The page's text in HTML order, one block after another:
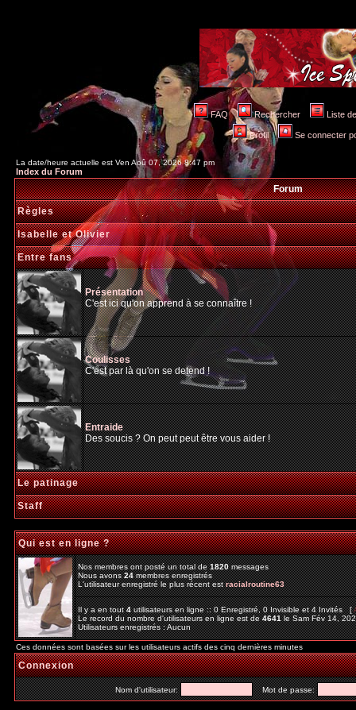
FAQ Rechercher Liste
Profil Se connecter
La date/heure actuelle est Ven Aoû 07, 2026 8:47 pm
Index du Forum
Forum
Règles
Isabelle et Olivier
Entre fans
Présentation
C'est ici qu'on apprend à se connaître !
Coulisses
C'est par là qu'on se detend !
Entraide
Des soucis ? On peut peut être vous aider !
Le patinage
Staff
Qui est en ligne ?
Nos membres ont posté un total de1820messages
Nous avons24membres enregistrés
L'utilisateur enregistré le plus récent estracialroutine63
Il y a en tout4utilisateurs en ligne :: 0 Enregistré, 0 Invisible et 4 Invités [
Le record du nombre d'utilisateurs en ligne est de4641le Sam Fév 14,
Utilisateurs enregistrés : Aucun
Ces données sont basées sur les utilisateurs actifs des cinq dernières minutes
Connexion
Nom d'utilisateur: Mot de passe: